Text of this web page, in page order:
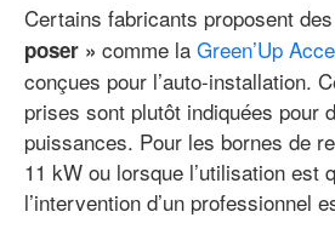
Certains fabricants proposent
poser » comme la Green’Up
conçues pour l’auto-installation.
prises sont plutôt indiquées pour
puissances. Pour les bornes de
11 kW ou lorsque l’utilisation est
l’intervention d’un professionnel